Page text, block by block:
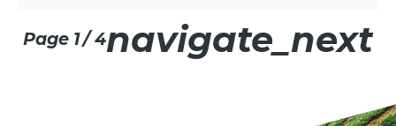
page 1/ 4navigate_next